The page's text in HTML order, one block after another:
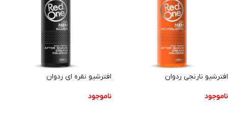
افترشیو نارنجی ردوان
ناموجود
افترشیو نقره ای ردوان
ناموجود